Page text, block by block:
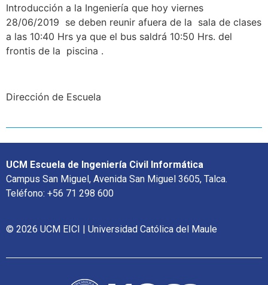
Introducción a la Ingeniería que hoy viernes
28/06/2019 se deben reunir afuera de la sala de clases
a las 10:40 Hrs ya que el bus saldrá 10:50 Hrs. del
frontis de la piscina .
Dirección de Escuela
UCM Escuela de Ingeniería Civil Informática
Campus San Miguel, Avenida San Miguel 3605, Talca.
Teléfono: +56 71 298 600
© 2026 UCM EICI | Universidad Católica del Maule